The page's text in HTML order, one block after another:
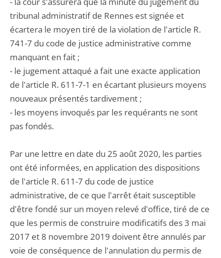
tribunal administratif de Rennes est signée et
écartera le moyen tiré de la violation de l'article R.
741-7 du code de justice administrative comme
manquant en fait ;
- le jugement attaqué a fait une exacte application
de l'article R. 611-7-1 en écartant plusieurs moyens
nouveaux présentés tardivement ;
- les moyens invoqués par les requérants ne sont
pas fondés.
Par une lettre en date du 25 août 2020, les parties
ont été informées, en application des dispositions
de l'article R. 611-7 du code de justice
administrative, de ce que l'arrêt était susceptible
d'être fondé sur un moyen relevé d'office, tiré de ce
que les permis de construire modificatifs des 3 mai
2017 et 8 novembre 2019 doivent être annulés par
voie de conséquence de l'annulation du permis de